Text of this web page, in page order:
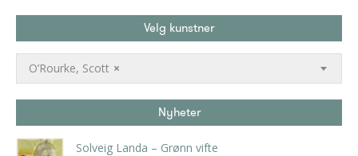
Velg kunstner
×
O’Rourke, Scott
Nyheter
Solveig Landa – Grønn vifte